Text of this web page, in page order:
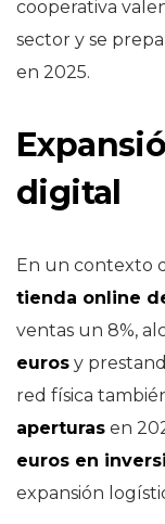
cooperativa
sector y se
en 2025.
digital
En un contexto
tienda online
ventas un 8%,
euros y
red física
aperturas en
euros en
expansión